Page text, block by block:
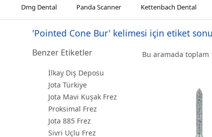
Dmg Dental Panda Scanner Kettenbach Dental
'Pointed Cone Bur' kelimesi için etiket
Benzer Etiketler
İlkay Diş Deposu
Jota Türkiye
Jota Mavi Kuşak Frez
Proksimal Frez
Jota 885 Frez
Sivri Uçlu Frez
Bu aramada toplam